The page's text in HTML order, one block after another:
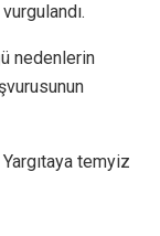
nedenlerin
temyiz